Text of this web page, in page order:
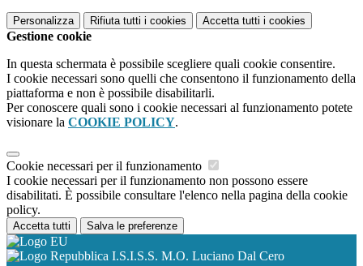
Personalizza Rifiuta tutti i cookies Accetta tutti i cookies
Gestione cookie
In questa schermata è possibile scegliere quali cookie consentire.
I cookie necessari sono quelli che consentono il funzionamento della
piattaforma e non è possibile disabilitarli.
Per conoscere quali sono i cookie necessari al funzionamento potete
visionare la COOKIE POLICY.
Cookie necessari per il funzionamento
I cookie necessari per il funzionamento non possono essere
disabilitati. È possibile consultare l'elenco nella pagina della cookie
policy.
Accetta tutti Salva le preferenze
I.S.I.S.S. M.O. Luciano Dal Cero